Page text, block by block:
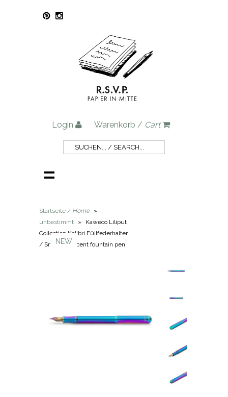
Login Warenkorb / Cart
Startseite / Home
»
unbestimmt
»
Kaweco Liliput
Collection Kolibri Füllfederhalter
/ Small iridescent fountain pen
NEW